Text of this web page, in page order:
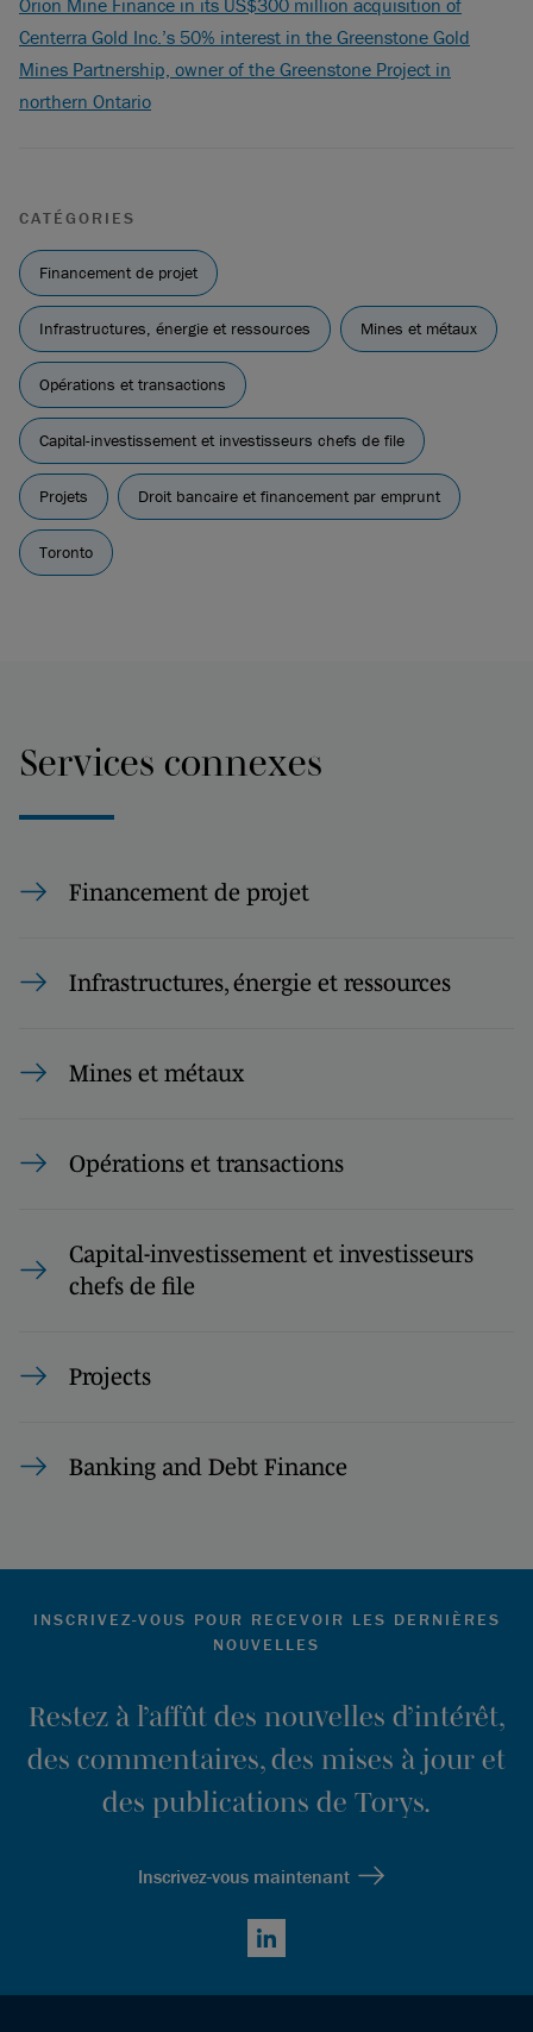
Centerra Gold Inc.’s 50% interest in the Greenstone Gold
Mines Partnership, owner of the Greenstone Project in
northern Ontario
CATÉGORIES
Financement de projet
Infrastructures, énergie et ressources Mines et métaux
Opérations et transactions
Capital-investissement et investisseurs chefs de file
Projets Droit bancaire et financement par emprunt
Toronto
Services connexes
Financement de projet
Infrastructures, énergie et ressources
Mines et métaux
Opérations et transactions
Capital-investissement et investisseurs
chefs de file
Projects
Banking and Debt Finance
INSCRIVEZ-VOUS POUR RECEVOIR LES DERNIÈRES
NOUVELLES
Restez à l’affût des nouvelles d’intérêt,
des commentaires, des mises à jour et
des publications de Torys.
Inscrivez-vous maintenant
LinkedIn